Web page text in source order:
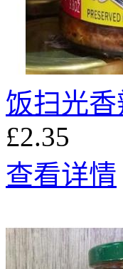
饭扫光香
£2.35
查看详情